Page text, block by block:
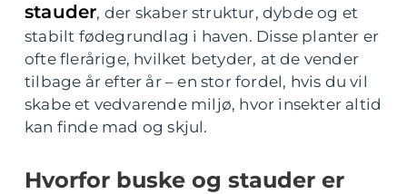
stauder, der skaber struktur, dybde og et
stabilt fødegrundlag i haven. Disse planter er
ofte flerårige, hvilket betyder, at de vender
tilbage år efter år – en stor fordel, hvis du vil
skabe et vedvarende miljø, hvor insekter altid
kan finde mad og skjul.
Hvorfor buske og stauder er